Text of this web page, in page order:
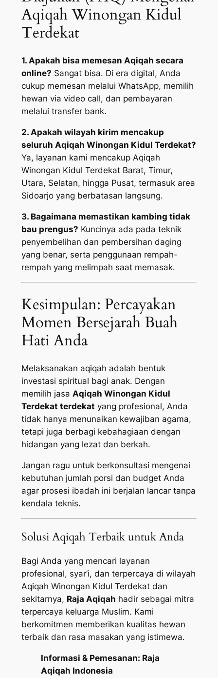
Aqiqah Winongan Kidul
Terdekat
1. Apakah bisa memesan Aqiqah secara
online? Sangat bisa. Di era digital, Anda
cukup memesan melalui WhatsApp, memilih
hewan via video call, dan pembayaran
melalui transfer bank.
2. Apakah wilayah kirim mencakup
seluruh Aqiqah Winongan Kidul Terdekat?
Ya, layanan kami mencakup Aqiqah
Winongan Kidul Terdekat Barat, Timur,
Utara, Selatan, hingga Pusat, termasuk area
Sidoarjo yang berbatasan langsung.
3. Bagaimana memastikan kambing tidak
bau prengus? Kuncinya ada pada teknik
penyembelihan dan pembersihan daging
yang benar, serta penggunaan rempah-
rempah yang melimpah saat memasak.
Kesimpulan: Percayakan
Momen Bersejarah Buah
Hati Anda
Melaksanakan aqiqah adalah bentuk
investasi spiritual bagi anak. Dengan
memilih jasa Aqiqah Winongan Kidul
Terdekat terdekat yang profesional, Anda
tidak hanya menunaikan kewajiban agama,
tetapi juga berbagi kebahagiaan dengan
hidangan yang lezat dan berkah.
Jangan ragu untuk berkonsultasi mengenai
kebutuhan jumlah porsi dan budget Anda
agar prosesi ibadah ini berjalan lancar tanpa
kendala teknis.
Solusi Aqiqah Terbaik untuk Anda
Bagi Anda yang mencari layanan
profesional, syar’i, dan terpercaya di wilayah
Aqiqah Winongan Kidul Terdekat dan
sekitarnya, Raja Aqiqah hadir sebagai mitra
terpercaya keluarga Muslim. Kami
berkomitmen memberikan kualitas hewan
terbaik dan rasa masakan yang istimewa.
Informasi & Pemesanan: Raja
Aqiqah Indonesia